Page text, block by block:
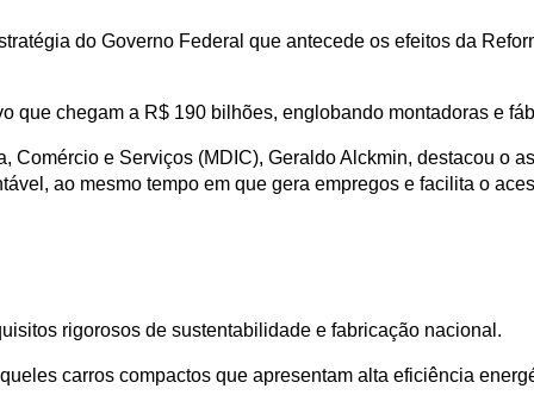
do Governo Federal que antecede os efeitos da
que chegam a R$ 190 bilhões, englobando montadoras e
e Serviços (MDIC), Geraldo Alckmin, destacou o
ao mesmo tempo em que gera empregos e facilita o
rigorosos de sustentabilidade e fabricação nacional.
carros compactos que apresentam alta eficiência